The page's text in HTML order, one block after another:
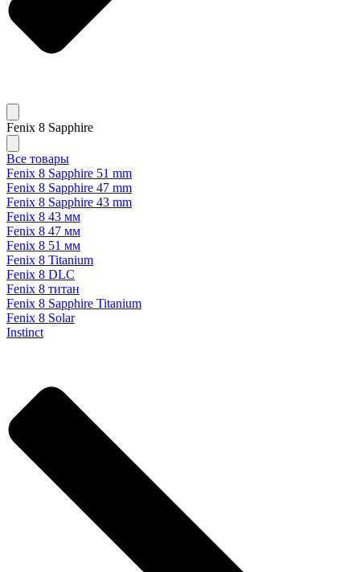
Fenix 8 Sapphire
Все товары
Fenix 8 Sapphire 51 mm
Fenix 8 Sapphire 47 mm
Fenix 8 Sapphire 43 mm
Fenix 8 43 мм
Fenix 8 47 мм
Fenix 8 51 мм
Fenix 8 Titanium
Fenix 8 DLC
Fenix 8 титан
Fenix 8 Sapphire Titanium
Fenix 8 Solar
Instinct